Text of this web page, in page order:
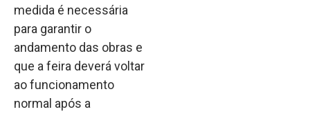
medida é necessária
para garantir o
andamento das obras e
que a feira deverá voltar
ao funcionamento
normal após a